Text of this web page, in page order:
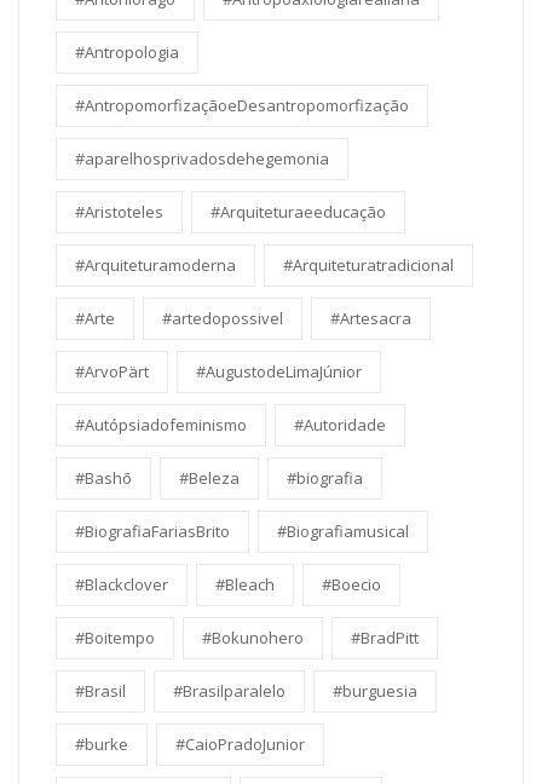
#Antropologia
#AntropomorfizaçãoeDesantropomorfização
#aparelhosprivadosdehegemonia
#Aristoteles #Arquiteturaeeducação
#Arquiteturamoderna #Arquiteturatradicional
#Arte #artedopossivel #Artesacra
#ArvoPärt #AugustodeLimaJúnior
#Autópsiadofeminismo #Autoridade
#Bashō #Beleza #biografia
#BiografiaFariasBrito #Biografiamusical
#Blackclover #Bleach #Boecio
#Boitempo #Bokunohero #BradPitt
#Brasil #Brasilparalelo #burguesia
#burke #CaioPradoJunior